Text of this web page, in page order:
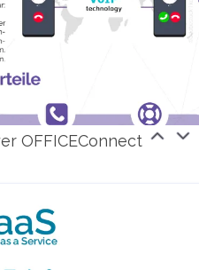
OFFICEConnect